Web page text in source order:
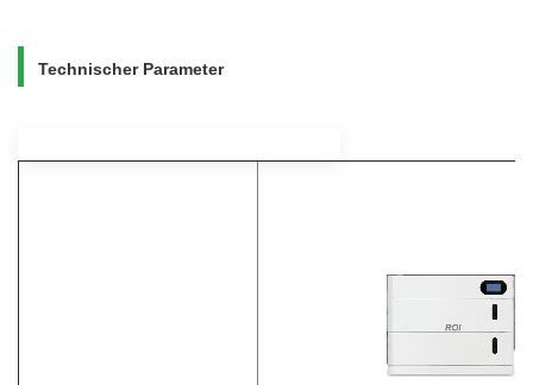
Technischer Parameter